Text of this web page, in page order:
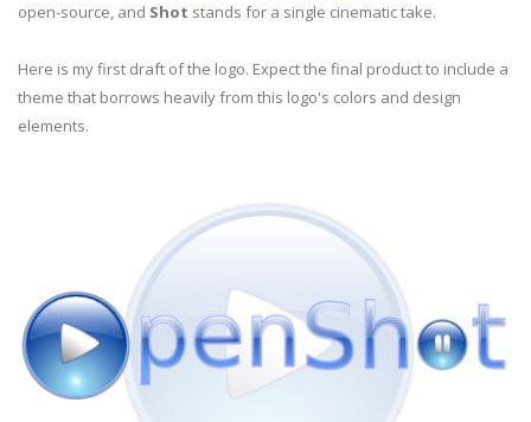
open-source, and Shot stands for a single cinematic take.
Here is my first draft of the logo. Expect the final product to include a
theme that borrows heavily from this logo's colors and design
elements.